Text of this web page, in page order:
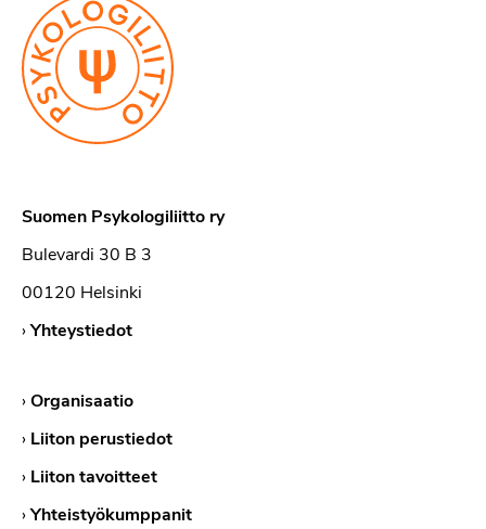
Suomen Psykologiliitto ry
Bulevardi 30 B 3
00120 Helsinki
›Yhteystiedot
›Organisaatio
› Liiton perustiedot
› Liiton tavoitteet
›Yhteistyökumppanit